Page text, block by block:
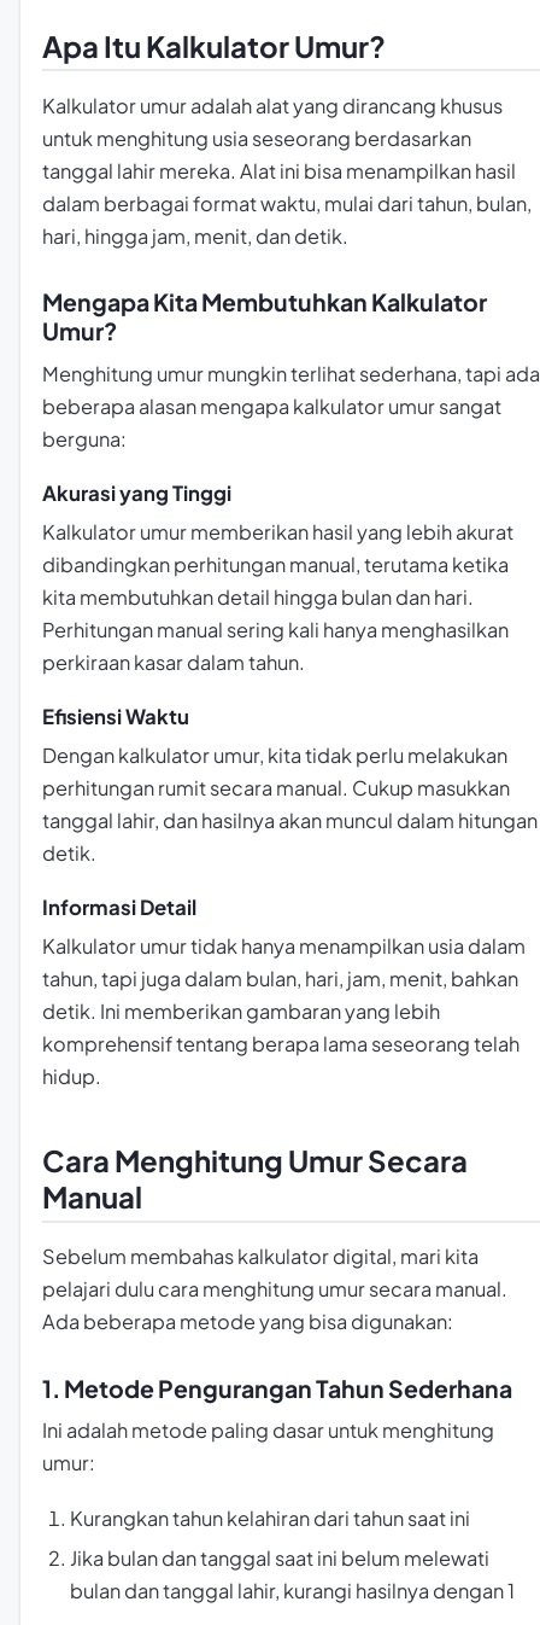
Apa Itu Kalkulator Umur?
Kalkulator umur adalah alat yang dirancang khusus
untuk menghitung usia seseorang berdasarkan
tanggal lahir mereka. Alat ini bisa menampilkan hasil
dalam berbagai format waktu, mulai dari tahun, bulan,
hari, hingga jam, menit, dan detik.
Mengapa Kita Membutuhkan Kalkulator
Umur?
Menghitung umur mungkin terlihat sederhana, tapi ada
beberapa alasan mengapa kalkulator umur sangat
berguna:
Akurasi yang Tinggi
Kalkulator umur memberikan hasil yang lebih akurat
dibandingkan perhitungan manual, terutama ketika
kita membutuhkan detail hingga bulan dan hari.
Perhitungan manual sering kali hanya menghasilkan
perkiraan kasar dalam tahun.
Efisiensi Waktu
Dengan kalkulator umur, kita tidak perlu melakukan
perhitungan rumit secara manual. Cukup masukkan
tanggal lahir, dan hasilnya akan muncul dalam hitungan
detik.
Informasi Detail
Kalkulator umur tidak hanya menampilkan usia dalam
tahun, tapi juga dalam bulan, hari, jam, menit, bahkan
detik. Ini memberikan gambaran yang lebih
komprehensif tentang berapa lama seseorang telah
hidup.
Cara Menghitung Umur Secara
Manual
Sebelum membahas kalkulator digital, mari kita
pelajari dulu cara menghitung umur secara manual.
Ada beberapa metode yang bisa digunakan:
1. Metode Pengurangan Tahun Sederhana
Ini adalah metode paling dasar untuk menghitung
umur:
Kurangkan tahun kelahiran dari tahun saat ini
Jika bulan dan tanggal saat ini belum melewati
bulan dan tanggal lahir, kurangi hasilnya dengan 1